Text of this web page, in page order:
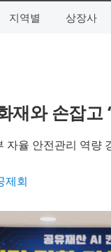
지역별 상장사
재와 손잡고
자율 안전관리 역량
제회